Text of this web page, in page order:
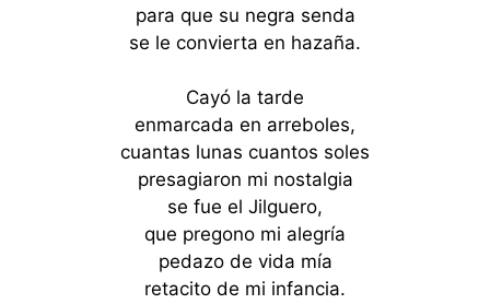
para que su negra senda
se le convierta en hazaña.
Cayó la tarde
enmarcada en arreboles,
cuantas lunas cuantos soles
presagiaron mi nostalgia
se fue el Jilguero,
que pregono mi alegría
pedazo de vida mía
retacito de mi infancia.